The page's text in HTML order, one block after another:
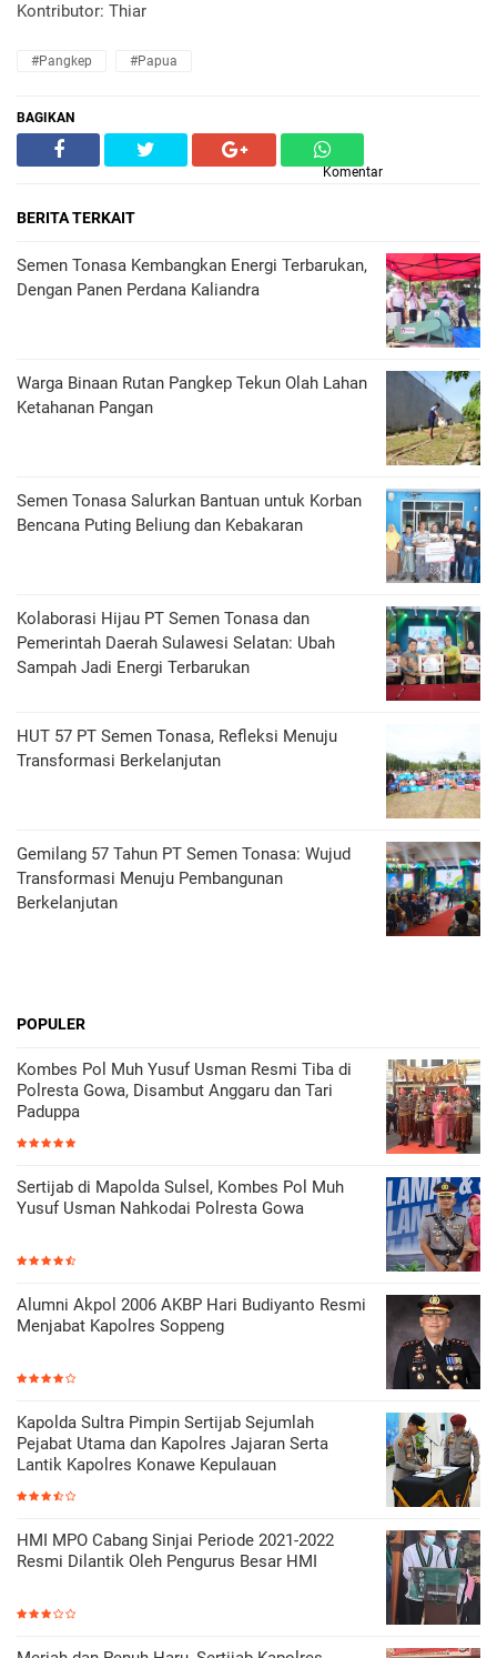
Kontributor: Thiar
#Pangkep #Papua
BAGIKAN
Komentar
BERITA TERKAIT
Semen Tonasa Kembangkan Energi Terbarukan,
Dengan Panen Perdana Kaliandra
Warga Binaan Rutan Pangkep Tekun Olah Lahan
Ketahanan Pangan
Semen Tonasa Salurkan Bantuan untuk Korban
Bencana Puting Beliung dan Kebakaran
Kolaborasi Hijau PT Semen Tonasa dan
Pemerintah Daerah Sulawesi Selatan: Ubah
Sampah Jadi Energi Terbarukan
HUT 57 PT Semen Tonasa, Refleksi Menuju
Transformasi Berkelanjutan
Gemilang 57 Tahun PT Semen Tonasa: Wujud
Transformasi Menuju Pembangunan
Berkelanjutan
POPULER
Kombes Pol Muh Yusuf Usman Resmi Tiba di
Polresta Gowa, Disambut Anggaru dan Tari
Paduppa
Sertijab di Mapolda Sulsel, Kombes Pol Muh
Yusuf Usman Nahkodai Polresta Gowa
Alumni Akpol 2006 AKBP Hari Budiyanto Resmi
Menjabat Kapolres Soppeng
Kapolda Sultra Pimpin Sertijab Sejumlah
Pejabat Utama dan Kapolres Jajaran Serta
Lantik Kapolres Konawe Kepulauan
HMI MPO Cabang Sinjai Periode 2021-2022
Resmi Dilantik Oleh Pengurus Besar HMI